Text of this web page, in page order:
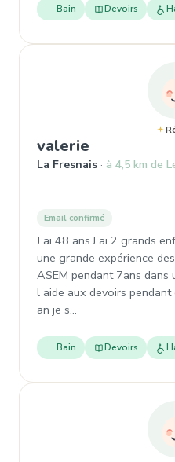
Bain Devoirs
valerie
La Fresnais à 4,5 km de
Email confirmé
J ai 48 ans.J ai 2 grands
une grande expérience
ASEM pendant 7ans dans
l aide aux devoirs pendant
an je s…
Bain Devoirs